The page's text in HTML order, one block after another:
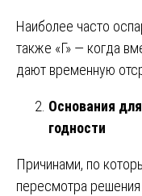
Наиболее часто
также «Г» — когда
дают временную
Основания
годности
Причинами, по
пересмотра